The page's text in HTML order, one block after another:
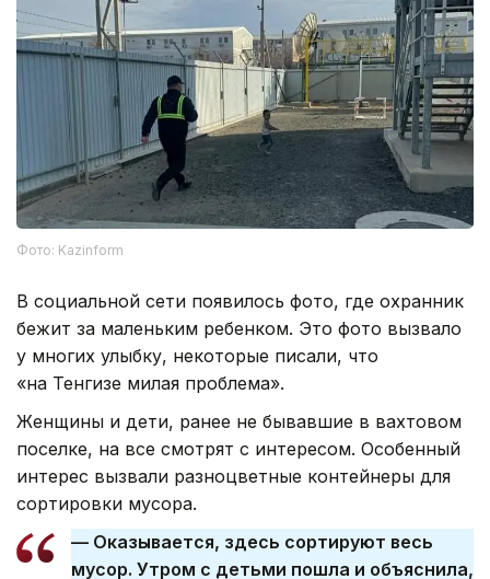
Фото: Kazinform
В социальной сети появилось фото, где охранник
бежит за маленьким ребенком. Это фото вызвало
у многих улыбку, некоторые писали, что
«на Тенгизе милая проблема».
Женщины и дети, ранее не бывавшие в вахтовом
поселке, на все смотрят с интересом. Особенный
интерес вызвали разноцветные контейнеры для
сортировки мусора.
— Оказывается, здесь сортируют весь
мусор. Утром с детьми пошла и объяснила,